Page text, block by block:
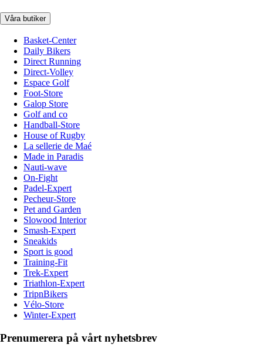
Våra butiker
Basket-Center
Daily Bikers
Direct Running
Direct-Volley
Espace Golf
Foot-Store
Galop Store
Golf and co
Handball-Store
House of Rugby
La sellerie de Maé
Made in Paradis
Nauti-wave
On-Fight
Padel-Expert
Pecheur-Store
Pet and Garden
Slowood Interior
Smash-Expert
Sneakids
Sport is good
Training-Fit
Trek-Expert
Triathlon-Expert
TripnBikers
Vélo-Store
Winter-Expert
Prenumerera på vårt nyhetsbrev